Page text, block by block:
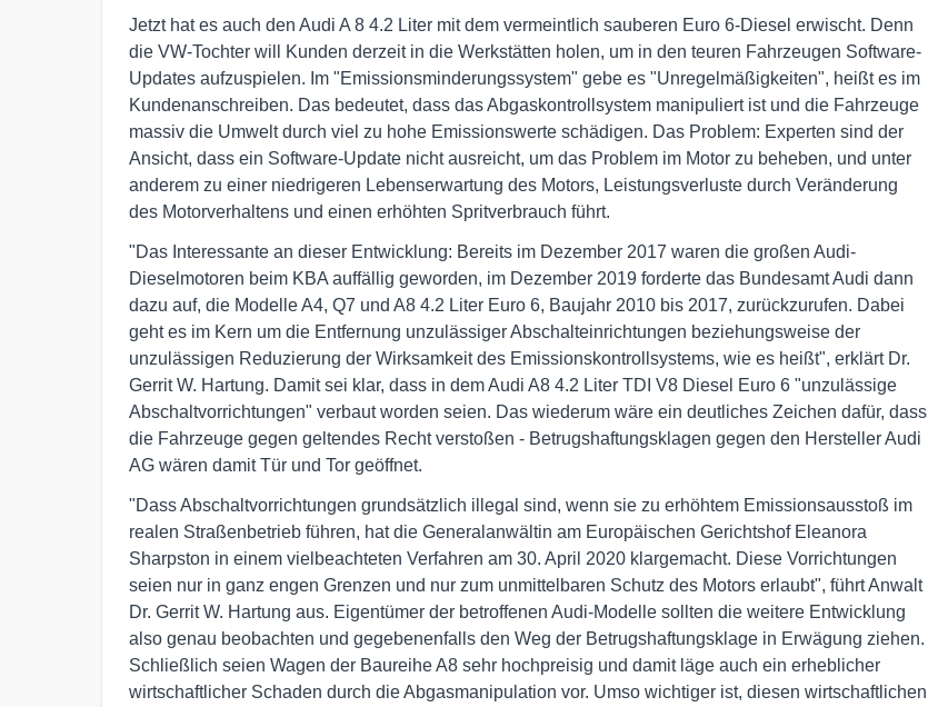
Jetzt hat es auch den Audi A 8 4.2 Liter mit dem vermeintlich sauberen Euro 6-Diesel erwischt. Denn
die VW-Tochter will Kunden derzeit in die Werkstätten holen, um in den teuren Fahrzeugen Software-
Updates aufzuspielen. Im "Emissionsminderungssystem" gebe es "Unregelmäßigkeiten", heißt es im
Kundenanschreiben. Das bedeutet, dass das Abgaskontrollsystem manipuliert ist und die Fahrzeuge
massiv die Umwelt durch viel zu hohe Emissionswerte schädigen. Das Problem: Experten sind der
Ansicht, dass ein Software-Update nicht ausreicht, um das Problem im Motor zu beheben, und unter
anderem zu einer niedrigeren Lebenserwartung des Motors, Leistungsverluste durch Veränderung
des Motorverhaltens und einen erhöhten Spritverbrauch führt.
"Das Interessante an dieser Entwicklung: Bereits im Dezember 2017 waren die großen Audi-
Dieselmotoren beim KBA auffällig geworden, im Dezember 2019 forderte das Bundesamt Audi dann
dazu auf, die Modelle A4, Q7 und A8 4.2 Liter Euro 6, Baujahr 2010 bis 2017, zurückzurufen. Dabei
geht es im Kern um die Entfernung unzulässiger Abschalteinrichtungen beziehungsweise der
unzulässigen Reduzierung der Wirksamkeit des Emissionskontrollsystems, wie es heißt", erklärt Dr.
Gerrit W. Hartung. Damit sei klar, dass in dem Audi A8 4.2 Liter TDI V8 Diesel Euro 6 "unzulässige
Abschaltvorrichtungen" verbaut worden seien. Das wiederum wäre ein deutliches Zeichen dafür, dass
die Fahrzeuge gegen geltendes Recht verstoßen - Betrugshaftungsklagen gegen den Hersteller Audi
AG wären damit Tür und Tor geöffnet.
"Dass Abschaltvorrichtungen grundsätzlich illegal sind, wenn sie zu erhöhtem Emissionsausstoß im
realen Straßenbetrieb führen, hat die Generalanwältin am Europäischen Gerichtshof Eleanora
Sharpston in einem vielbeachteten Verfahren am 30. April 2020 klargemacht. Diese Vorrichtungen
seien nur in ganz engen Grenzen und nur zum unmittelbaren Schutz des Motors erlaubt", führt Anwalt
Dr. Gerrit W. Hartung aus. Eigentümer der betroffenen Audi-Modelle sollten die weitere Entwicklung
also genau beobachten und gegebenenfalls den Weg der Betrugshaftungsklage in Erwägung ziehen.
Schließlich seien Wagen der Baureihe A8 sehr hochpreisig und damit läge auch ein erheblicher
wirtschaftlicher Schaden durch die Abgasmanipulation vor. Umso wichtiger ist, diesen wirtschaftlichen